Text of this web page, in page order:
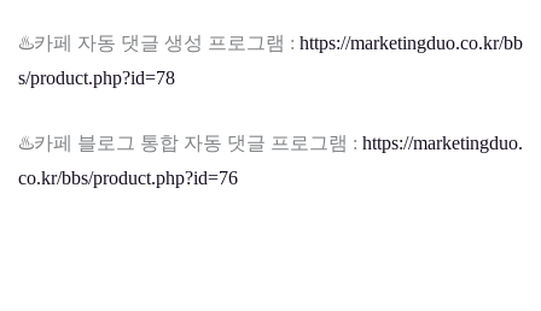
♨️카페 자동 댓글 생성 프로그램 : https://marketingduo.co.kr/bb
s/product.php?id=78
♨️카페 블로그 통합 자동 댓글 프로그램 : https://marketingduo.
co.kr/bbs/product.php?id=76